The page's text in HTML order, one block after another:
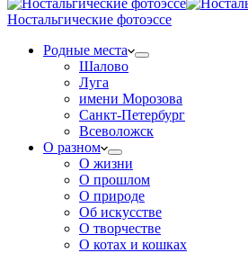
Ностальгические фотоэссе
Родные места
Шалово
Луга
имени Морозова
Санкт-Петербург
Всеволожск
О разном
О жизни
О прошлом
О природе
Об искусстве
О творчестве
О котах и кошках